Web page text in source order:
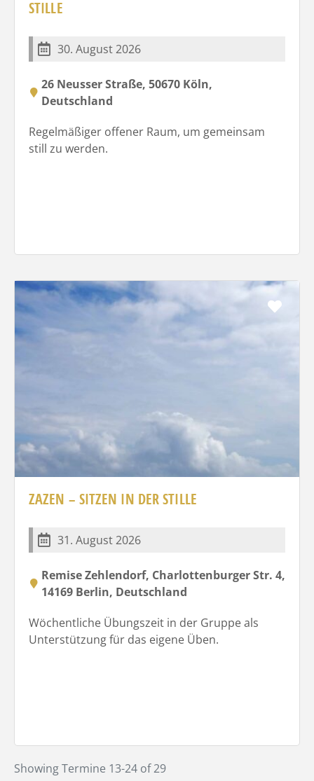
STILLE
30. August 2026
26 Neusser Straße, 50670 Köln,
Deutschland
Regelmäßiger offener Raum, um gemeinsam
still zu werden.
ZAZEN – SITZEN IN DER STILLE
31. August 2026
Remise Zehlendorf, Charlottenburger Str. 4,
14169 Berlin, Deutschland
Wöchentliche Übungszeit in der Gruppe als
Unterstützung für das eigene Üben.
Showing Termine 13-24 of 29